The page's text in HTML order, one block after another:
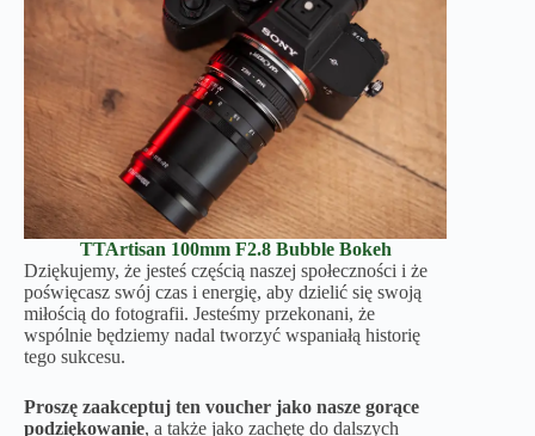
TTArtisan 100mm F2.8 Bubble Bokeh
Dziękujemy, że jesteś częścią naszej społeczności i że
poświęcasz swój czas i energię, aby dzielić się swoją
miłością do fotografii. Jesteśmy przekonani, że
wspólnie będziemy nadal tworzyć wspaniałą historię
tego sukcesu.
Proszę zaakceptuj ten voucher jako nasze gorące
podziękowanie, a także jako zachętę do dalszych